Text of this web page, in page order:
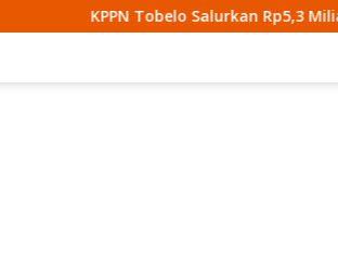
Salurkan Rp5,3 Miliar Dana BOK